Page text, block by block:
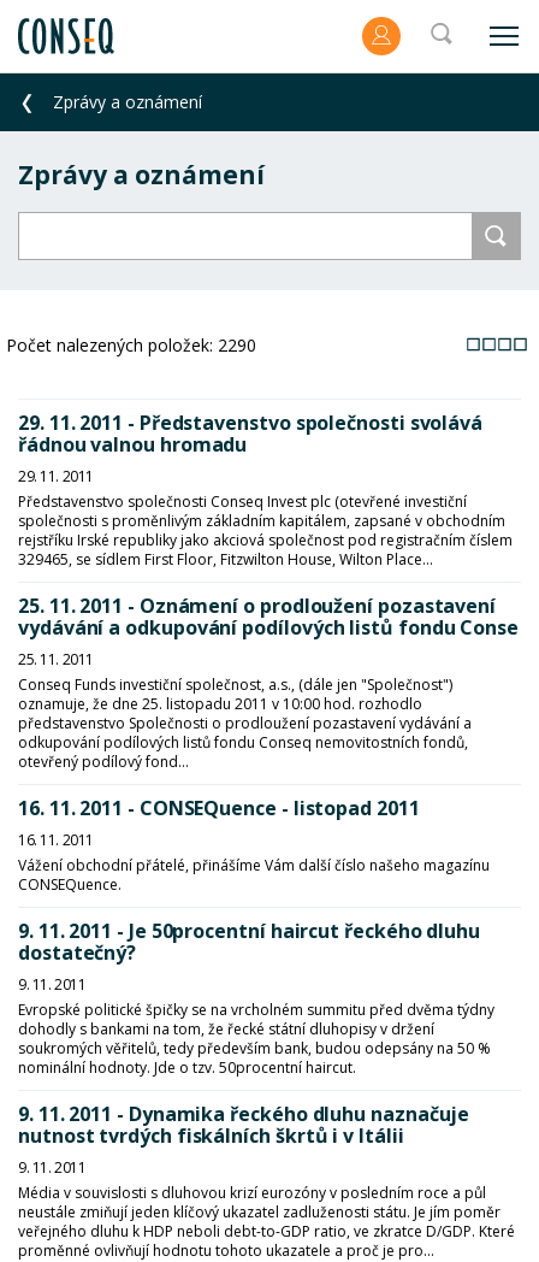
Zprávy a oznámení
Zprávy a oznámení
Počet nalezených položek: 2290
29. 11. 2011 - Představenstvo společnosti svolává
řádnou valnou hromadu
29. 11. 2011
Představenstvo společnosti Conseq Invest plc (otevřené investiční
společnosti s proměnlivým základním kapitálem, zapsané v obchodním
rejstříku Irské republiky jako akciová společnost pod registračním číslem
329465, se sídlem First Floor, Fitzwilton House, Wilton Place...
25. 11. 2011 - Oznámení o prodloužení pozastavení
vydávání a odkupování podílových listů fondu Conse
25. 11. 2011
Conseq Funds investiční společnost, a.s., (dále jen "Společnost")
oznamuje, že dne 25. listopadu 2011 v 10:00 hod. rozhodlo
představenstvo Společnosti o prodloužení pozastavení vydávání a
odkupování podílových listů fondu Conseq nemovitostních fondů,
otevřený podílový fond...
16. 11. 2011 - CONSEQuence - listopad 2011
16. 11. 2011
Vážení obchodní přátelé, přinášíme Vám další číslo našeho magazínu
CONSEQuence.
9. 11. 2011 - Je 50procentní haircut řeckého dluhu
dostatečný?
9. 11. 2011
Evropské politické špičky se na vrcholném summitu před dvěma týdny
dohodly s bankami na tom, že řecké státní dluhopisy v držení
soukromých věřitelů, tedy především bank, budou odepsány na 50 %
nominální hodnoty. Jde o tzv. 50procentní haircut.
9. 11. 2011 - Dynamika řeckého dluhu naznačuje
nutnost tvrdých fiskálních škrtů i v Itálii
9. 11. 2011
Média v souvislosti s dluhovou krizí eurozóny v posledním roce a půl
neustále zmiňují jeden klíčový ukazatel zadluženosti státu. Je jím poměr
veřejného dluhu k HDP neboli debt-to-GDP ratio, ve zkratce D/GDP. Které
proměnné ovlivňují hodnotu tohoto ukazatele a proč je pro...